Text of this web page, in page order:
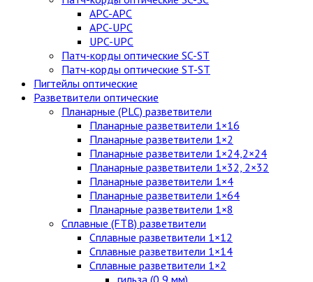
APC-APC
APC-UPC
UPC-UPC
Патч-корды оптические SC-ST
Патч-корды оптические ST-ST
Пигтейлы оптические
Разветвители оптические
Планарные (PLC) разветвители
Планарные разветвители 1×16
Планарные разветвители 1×2
Планарные разветвители 1×24,2×24
Планарные разветвители 1×32, 2×32
Планарные разветвители 1×4
Планарные разветвители 1×64
Планарные разветвители 1×8
Сплавные (FTB) разветвители
Сплавные разветвители 1×12
Сплавные разветвители 1×14
Сплавные разветвители 1×2
гильза (0,9 мм)